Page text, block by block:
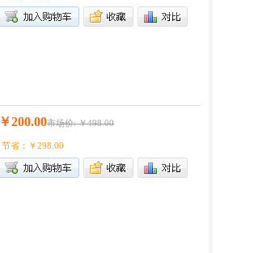
￥200.00市场价: ￥498.00
节省：￥298.00